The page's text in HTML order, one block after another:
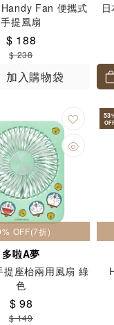
Fan 便攜式
手提風扇
$ 188
$ 238
加入購物袋
OFF(7折)
多啦A夢
提座枱兩用風扇 綠
色
$ 98
$ 149
53